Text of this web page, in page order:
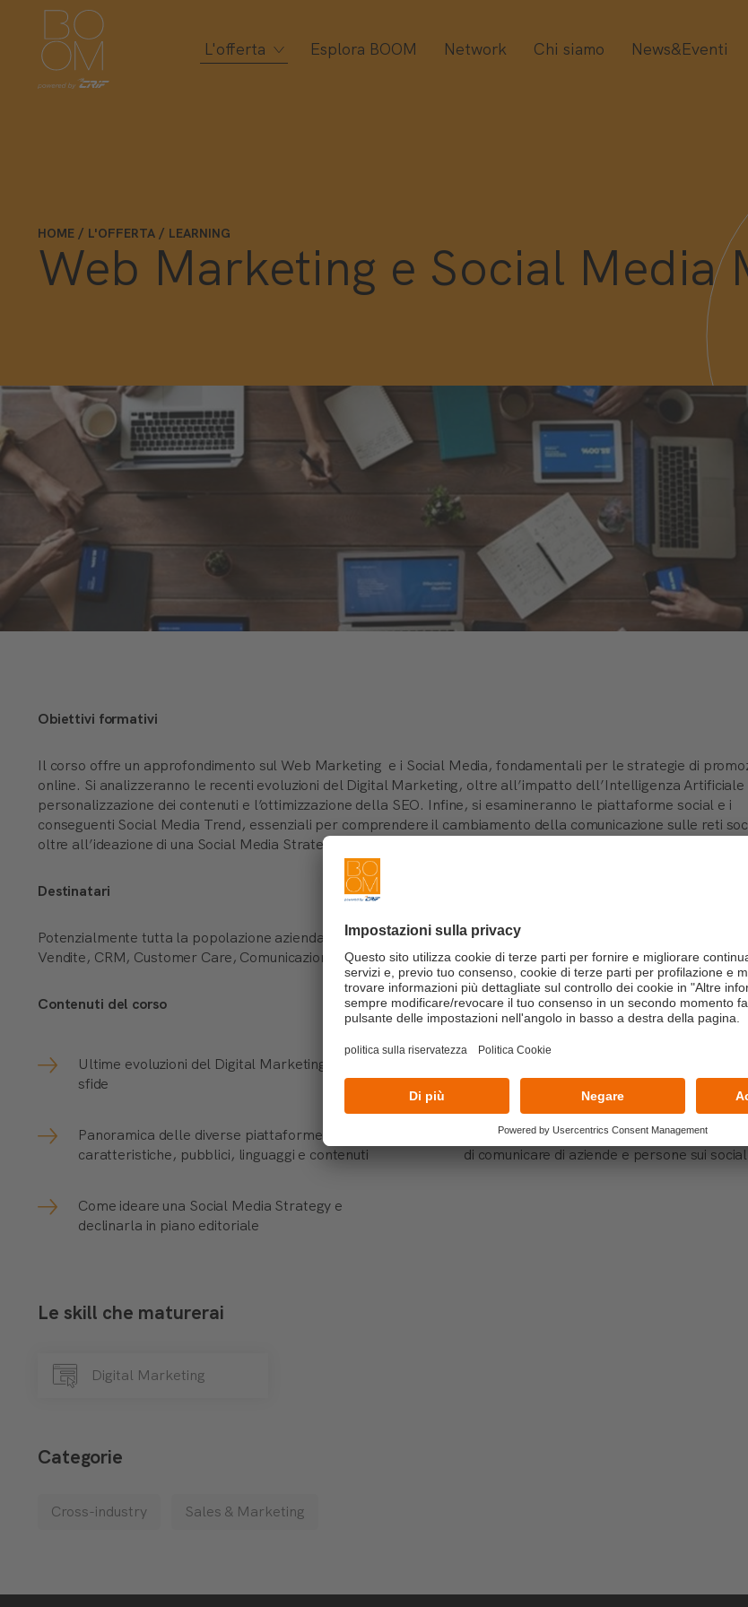
L'offerta Esplora BOOM Network Chi siamo News&Eventi
HOME L'OFFERTA LEARNING
Web Marketing e Social Media
Obiettivi formativi
Il corso offre un approfondimento sul Web Marketing e i Social Media, fondamentali per le strategie di
online. Si analizzeranno le recenti evoluzioni del Digital Marketing, oltre all’impatto dell’Intelligenza Artificiale
personalizzazione dei contenuti e l’ottimizzazione della SEO. Infine, si esamineranno le piattaforme social e i
conseguenti Social Media Trend, essenziali per comprendere il cambiamento della comunicazione sulle reti
oltre all’ideazione di una Social Media Strategy.
Destinatari
Potenzialmente tutta la popolazione aziendale, in particolare responsabili e specialisti delle aree Marketing,
Vendite, CRM, Customer Care, Comunicazione, Canali diretti, Organizzazione e IT
Contenuti del corso
Ultime evoluzioni del Digital Marketing e nuove
sfide
generativa: dal content alla SEO
Panoramica delle diverse piattaforme social:
caratteristiche, pubblici, linguaggi e contenuti
Social Media Trend: come sta cambiando il
di comunicare di aziende e persone sui social
Come ideare una Social Media Strategy e
declinarla in piano editoriale
Le skill che maturerai
Digital Marketing
Categorie
Cross-industry Sales & Marketing